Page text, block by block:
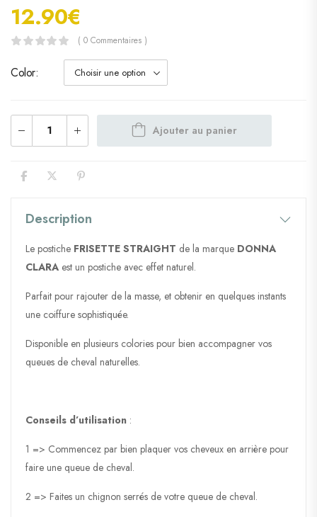
12.90€
( 0 Commentaires )
Color
Ajouter au panier
Description
Le postiche FRISETTE STRAIGHT de la marque DONNA
CLARA est un postiche avec effet naturel.
Parfait pour rajouter de la masse, et obtenir en quelques instants
une coiffure sophistiquée.
Disponible en plusieurs colories pour bien accompagner vos
queues de cheval naturelles.
Conseils d’utilisation :
1 => Commencez par bien plaquer vos cheveux en arrière pour
faire une queue de cheval.
2 => Faites un chignon serrés de votre queue de cheval.